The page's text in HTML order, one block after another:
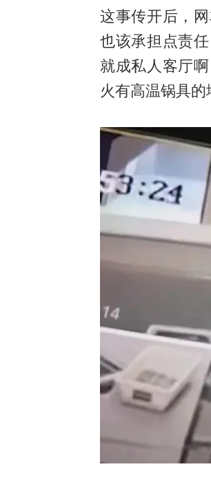
这事传开后，
也该承担点责
就成私人客厅
火有高温锅具